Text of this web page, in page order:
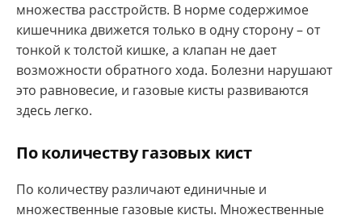
множества расстройств. В норме содержимое
кишечника движется только в одну сторону – от
тонкой к толстой кишке, а клапан не дает
возможности обратного хода. Болезни нарушают
это равновесие, и газовые кисты развиваются
здесь легко.
По количеству газовых кист
По количеству различают единичные и
множественные газовые кисты. Множественные